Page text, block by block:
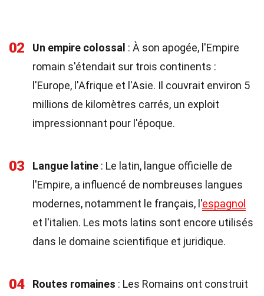
02 Un empire colossal : À son apogée, l'Empire
romain s'étendait sur trois continents :
l'Europe, l'Afrique et l'Asie. Il couvrait environ 5
millions de kilomètres carrés, un exploit
impressionnant pour l'époque.
03 Langue latine : Le latin, langue officielle de
l'Empire, a influencé de nombreuses langues
modernes, notamment le français, l'espagnol
et l'italien. Les mots latins sont encore utilisés
dans le domaine scientifique et juridique.
04 Routes romaines : Les Romains ont construit